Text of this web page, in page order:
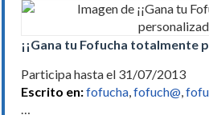
¡¡Gana tu Fofucha totalmente
Participa hasta el 31/07/2013
Escrito en:fofucha fofuch@